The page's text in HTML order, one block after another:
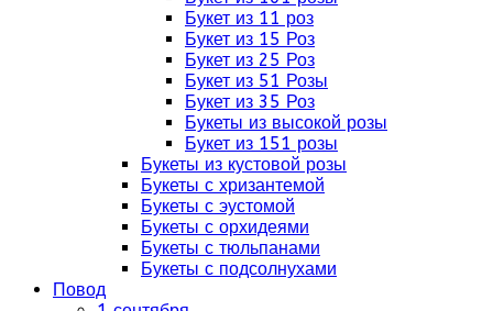
Букет из 11 роз
Букет из 15 Роз
Букет из 25 Роз
Букет из 51 Розы
Букет из 35 Роз
Букеты из высокой розы
Букет из 151 розы
Букеты из кустовой розы
Букеты с хризантемой
Букеты с эустомой
Букеты с орхидеями
Букеты с тюльпанами
Букеты с подсолнухами
Повод